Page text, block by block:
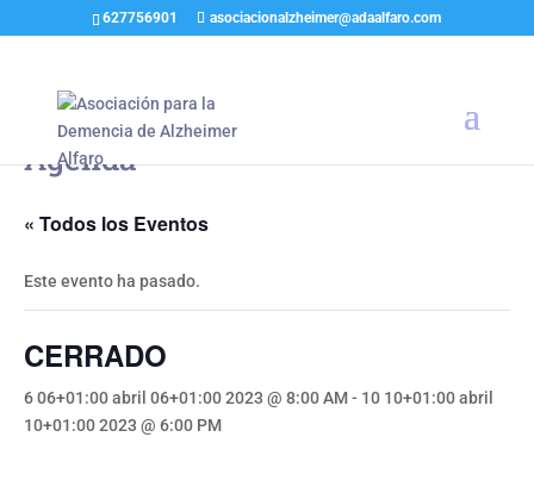
627756901 asociacionalzheimer@adaalfaro.com
Agenda
« Todos los Eventos
Este evento ha pasado.
CERRADO
6 06+01:00 abril 06+01:00 2023 @ 8:00 AM- 10 10+01:00 abril
10+01:00 2023 @ 6:00 PM